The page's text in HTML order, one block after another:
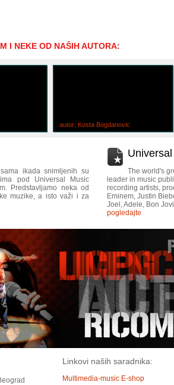
I NEKE OD NAŠIH AUTORA:
autor: Kosta Bogdanovic
ikada snimljenih su
pod Universal Music
Predstavljamo neka od
muzike, a isto važi i za
The world's
leader in music
recording artists,
Eminem, Justin
Joel, Adele, Bon
pogledajte
Linkovi naših saradnika:
Multimedia-music E-shop